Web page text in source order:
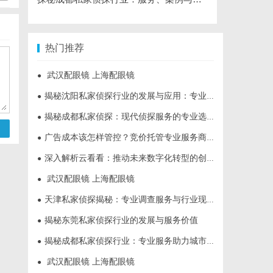
热门推荐
● 武汉配眼镜 上海配眼镜
● 揭秘沈阳私家侦探行业的发展与应用：专业侦探服务的全方位解析
● 揭秘成都私家侦探：现代侦探服务的专业选择与行业前景
● 广告成本该怎样管控？竞价托管专业服务商俐麸科技
● 深入解析云看看：推动未来数字化转型的创新平台
● 武汉配眼镜 上海配眼镜
● 天津私家侦探揭秘：专业调查服务与行业现状详细解析
● 揭秘东莞私家侦探行业的发展与服务价值
● 揭秘成都私家侦探行业：专业服务助力城市安宁
● 武汉配眼镜 上海配眼镜